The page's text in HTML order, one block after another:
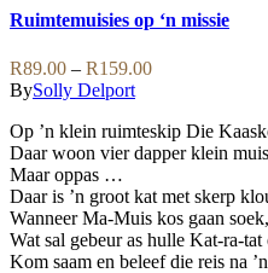
has
multiple
variants.
The
options
may
be
chosen
on
the
product
page
Ruimtemuisies op ‘n missie
R89.00 – R159.00Price
through
R159.00
BySolly Delport
Op ’n klein ruimteskip Die
Daar woon vier dapper klein
Maar oppas …
Daar is ’n groot kat met skerp
Wanneer Ma-Muis kos gaan
Wat sal gebeur as hulle Kat-ra-tat
Kom saam en beleef die reis na